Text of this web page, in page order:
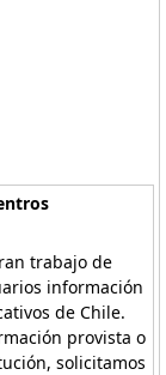
trabajo de
información
de Chile.
provista o
solicitamos